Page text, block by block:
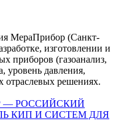
МераПрибор (Санкт-
изготовлении и
приборов (газоанализ,
уровень давления,
отраслевых решениях.
— РОССИЙСКИЙ
КИП И СИСТЕМ ДЛЯ